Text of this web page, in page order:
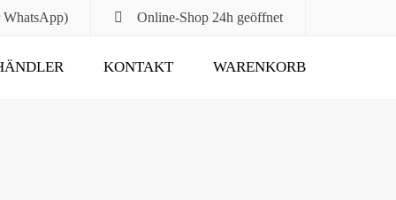
WhatsApp) Online-Shop 24h geöffnet
Submit
KONTAKT WARENKORB